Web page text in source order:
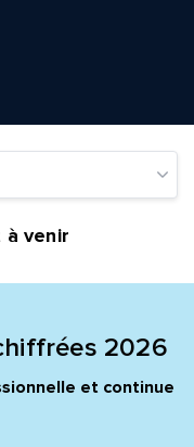
à venir
2026
et continue
page?